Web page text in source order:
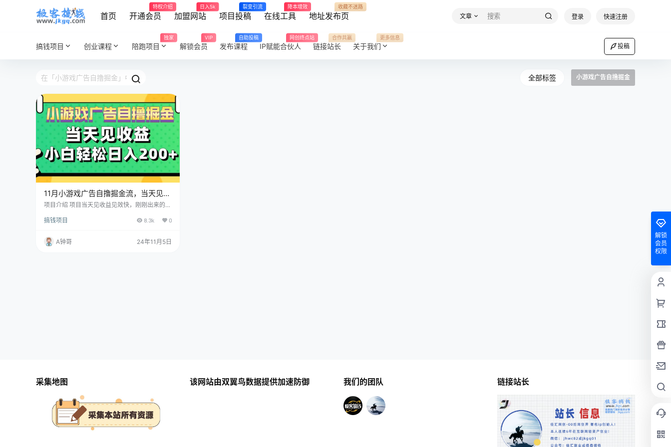
首页 开通会员
特权介绍
加盟网站
日入5k
项目投稿
裂变引流
在线工具
降本增效
地址发布页
收藏不迷路
文章 登录 快速注册
搞钱项目 创业课程 陪跑项目
独家
解锁会员
VIP
发布课程
自助投稿
IP赋能合伙人
网创终点站
链接站长
合作共赢
关于我们
更多信息
投稿
全部标签 小游戏广告自撸掘金
11月小游戏广告自撸掘金流，当天见收
益，小白也能轻松日入200＋
项目介绍 项目当天见收益见效快，刚刚出来的暴
益，只要去观看了广告视频，就会获得相应的金
币兑换比例10w金币=1块，收益非常可观，就是
无脑操作，新手小白也能操作，熟练后可批量操
搞钱项目 8.3k 0
A钟哥 24年11月5日
解锁
会员
权限
采集地图 该网站由双翼鸟数据提供加速防御 我们的团队 链接站长